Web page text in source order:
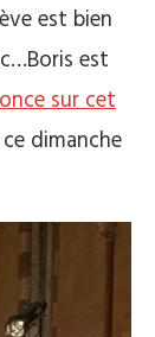
est bien
est
sur cet
dimanche